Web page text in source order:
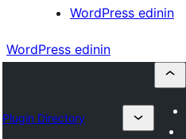
WordPress edinin
WordPress edinin
Plugin Directory